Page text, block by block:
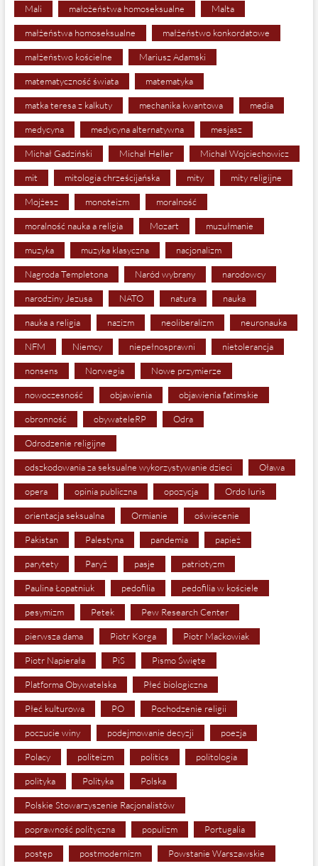
Mali małożeństwa homoseksualne Malta
małżeństwa homoseksualne małżeństwo konkordatowe
małżeństwo kościelne Mariusz Adamski
matematyczność świata matematyka
matka teresa z kalkuty mechanika kwantowa media
medycyna medycyna alternatywna mesjasz
Michał Gadziński Michał Heller Michał Wojciechowicz
mit mitologia chrześcijańska mity mity religijne
Mojżesz monoteizm moralność
moralność nauka a religia Mozart muzułmanie
muzyka muzyka klasyczna nacjonalizm
Nagroda Templetona Naród wybrany narodowcy
narodziny Jezusa NATO natura nauka
nauka a religia nazizm neoliberalizm neuronauka
NFM Niemcy niepełnosprawni nietolerancja
nonsens Norwegia Nowe przymierze
nowoczesność objawienia objawienia fatimskie
obronność obywateleRP Odra
Odrodzenie religijne
odszkodowania za seksualne wykorzystywanie dzieci Oława
opera opinia publiczna opozycja Ordo Iuris
orientacja seksualna Ormianie oświecenie
Pakistan Palestyna pandemia papież
parytety Paryż pasje patriotyzm
Paulina Łopatniuk pedofilia pedofilia w kościele
pesymizm Petek Pew Research Center
pierwsza dama Piotr Korga Piotr Maćkowiak
Piotr Napierała PiS Pismo Święte
Platforma Obywatelska Płeć biologiczna
Płeć kulturowa PO Pochodzenie religii
poczucie winy podejmowanie decyzji poezja
Polacy politeizm politics politologia
polityka Polityka Polska
Polskie Stowarzyszenie Racjonalistów
poprawność polityczna populizm Portugalia
postęp postmodernizm Powstanie Warszawskie